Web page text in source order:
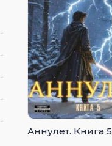
Аннулет. Книга 5